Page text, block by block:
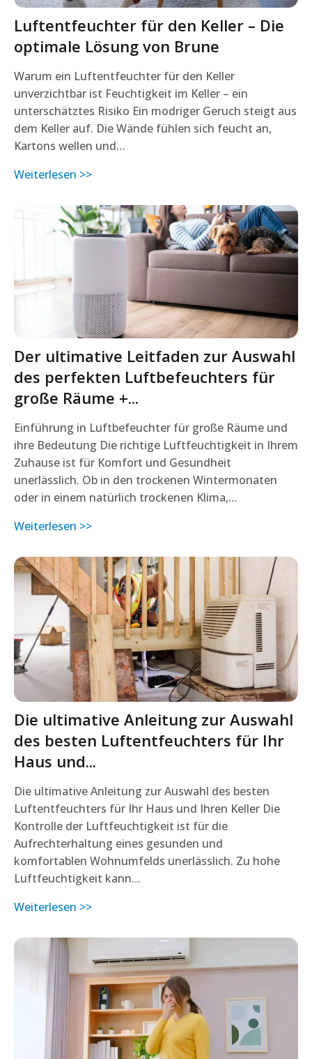
Luftentfeuchter für den Keller – Die
optimale Lösung von Brune
Warum ein Luftentfeuchter für den Keller
unverzichtbar ist Feuchtigkeit im Keller – ein
unterschätztes Risiko Ein modriger Geruch steigt aus
dem Keller auf. Die Wände fühlen sich feucht an,
Kartons wellen und…
Weiterlesen >>
Der ultimative Leitfaden zur Auswahl
des perfekten Luftbefeuchters für
große Räume +...
Einführung in Luftbefeuchter für große Räume und
ihre Bedeutung Die richtige Luftfeuchtigkeit in Ihrem
Zuhause ist für Komfort und Gesundheit
unerlässlich. Ob in den trockenen Wintermonaten
oder in einem natürlich trockenen Klima,…
Weiterlesen >>
Die ultimative Anleitung zur Auswahl
des besten Luftentfeuchters für Ihr
Haus und...
Die ultimative Anleitung zur Auswahl des besten
Luftentfeuchters für Ihr Haus und Ihren Keller Die
Kontrolle der Luftfeuchtigkeit ist für die
Aufrechterhaltung eines gesunden und
komfortablen Wohnumfelds unerlässlich. Zu hohe
Luftfeuchtigkeit kann…
Weiterlesen >>